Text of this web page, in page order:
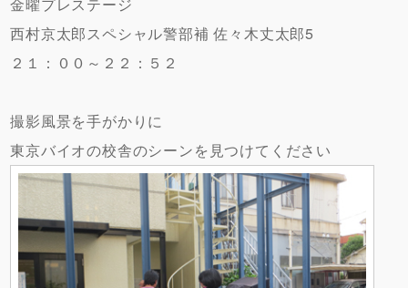
西村京太郎スペシャル警部補 佐々木丈太郎5
２１：００～２２：５２
撮影風景を手がかりに
東京バイオの校舎のシーンを見つけてください